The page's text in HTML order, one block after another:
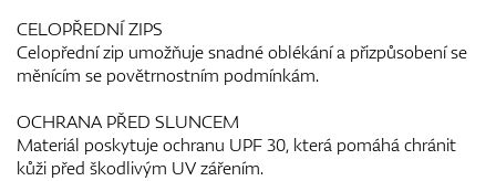
CELOPŘEDNÍ ZIPS
Celopřední zip umožňuje snadné oblékání a přizpůsobení se
měnícím se povětrnostním podmínkám.
OCHRANA PŘED SLUNCEM
Materiál poskytuje ochranu UPF 30, která pomáhá chránit
kůži před škodlivým UV zářením.